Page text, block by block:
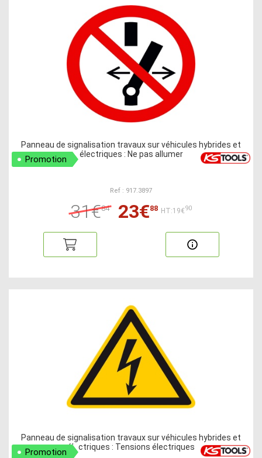
Panneau de signalisation travaux sur véhicules hybrides et
électriques : Ne pas allumer
Promotion
Ref : 917.3897
31€84 23€88 HT:19€90
Panneau de signalisation travaux sur véhicules hybrides et
électriques : Tensions électriques
Promotion